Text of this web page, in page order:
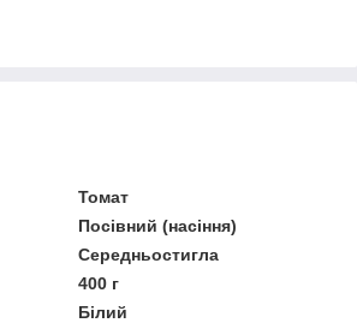
Томат
Посівний (насіння)
Середньостигла
400 г
Білий